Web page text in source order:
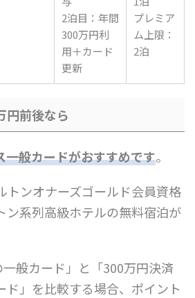
2泊目：年間
300万円利
用＋カード
更新
プレミア
ム上限：
2泊
円前後なら
一般カードがおすすめです。
トンオナーズゴールド会員資格
ン系列高級ホテルの無料宿泊が
一般カード」と「300万円決済
ド」を比較する場合、ポイント